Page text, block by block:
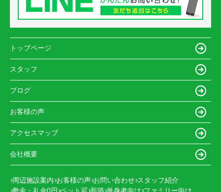
トップページ
スタッフ
ブログ
お客様の声
アクセスマップ
会社概要
周辺施設案内 お客様の声 お問い合わせ スタッフ紹介
敷金・礼金0円 ペット可 新築 単身者向け ファミリー向け